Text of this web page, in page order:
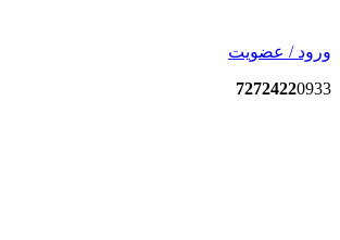
ورود / عضویت
72724220933